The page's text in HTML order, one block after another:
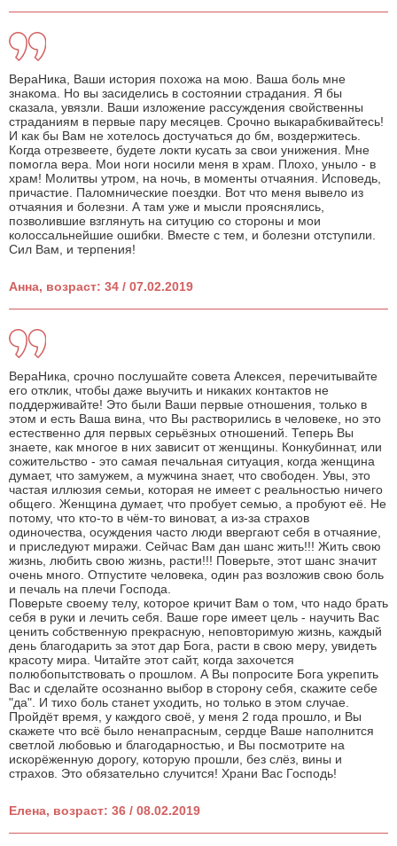
ВераНика, Ваши история похожа на мою. Ваша боль мне
знакома. Но вы засиделись в состоянии страдания. Я бы
сказала, увязли. Ваши изложение рассуждения свойственны
страданиям в первые пару месяцев. Срочно выкарабкивайтесь!
И как бы Вам не хотелось достучаться до бм, воздержитесь.
Когда отрезвеете, будете локти кусать за свои унижения. Мне
помогла вера. Мои ноги носили меня в храм. Плохо, уныло - в
храм! Молитвы утром, на ночь, в моменты отчаяния. Исповедь,
причастие. Паломнические поездки. Вот что меня вывело из
отчаяния и болезни. А там уже и мысли прояснялись,
позволившие взглянуть на ситуцию со стороны и мои
колоссальнейшие ошибки. Вместе с тем, и болезни отступили.
Сил Вам, и терпения!
Анна, возраст: 34 / 07.02.2019
ВераНика, срочно послушайте совета Алексея, перечитывайте
его отклик, чтобы даже выучить и никаких контактов не
поддерживайте! Это были Ваши первые отношения, только в
этом и есть Ваша вина, что Вы растворились в человеке, но это
естественно для первых серьёзных отношений. Теперь Вы
знаете, как многое в них зависит от женщины. Конкубиннат, или
сожительство - это самая печальная ситуация, когда женщина
думает, что замужем, а мужчина знает, что свободен. Увы, это
частая иллюзия семьи, которая не имеет с реальностью ничего
общего. Женщина думает, что пробует семью, а пробуют её. Не
потому, что кто-то в чём-то виноват, а из-за страхов
одиночества, осуждения часто люди ввергают себя в отчаяние,
и приследуют миражи. Сейчас Вам дан шанс жить!!! Жить свою
жизнь, любить свою жизнь, расти!!! Поверьте, этот шанс значит
очень много. Отпустите человека, один раз возложив свою боль
и печаль на плечи Господа.
Поверьте своему телу, которое кричит Вам о том, что надо брать
себя в руки и лечить себя. Ваше горе имеет цель - научить Вас
ценить собственную прекрасную, неповторимую жизнь, каждый
день благодарить за этот дар Бога, расти в свою меру, увидеть
красоту мира. Читайте этот сайт, когда захочется
полюбопытствовать о прошлом. А Вы попросите Бога укрепить
Вас и сделайте осознанно выбор в сторону себя, скажите себе
"да". И тихо боль станет уходить, но только в этом случае.
Пройдёт время, у каждого своё, у меня 2 года прошло, и Вы
скажете что всё было ненапрасным, сердце Ваше наполнится
светлой любовью и благодарностью, и Вы посмотрите на
искорёженную дорогу, которую прошли, без слёз, вины и
страхов. Это обязательно случится! Храни Вас Господь!
Елена, возраст: 36 / 08.02.2019